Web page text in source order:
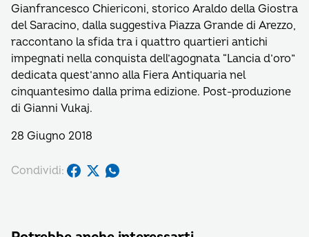
Gianfrancesco Chiericoni, storico Araldo della Giostra
del Saracino, dalla suggestiva Piazza Grande di Arezzo,
raccontano la sfida tra i quattro quartieri antichi
impegnati nella conquista dell’agognata “Lancia d’oro”
dedicata quest’anno alla Fiera Antiquaria nel
cinquantesimo dalla prima edizione. Post-produzione
di Gianni Vukaj.
28 Giugno 2018
Condividi: